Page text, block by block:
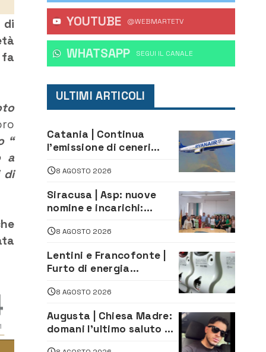
di
“
a
di
YOUTUBE @WEBMARTETV
WHATSAPP ‎SEGUI IL CANALE
ULTIMI ARTICOLI
Catania | Continua
l’emissione di ceneri
attività all’aeroporto di
Fontanarossa
8 AGOSTO 2026
Siracusa | Asp: nuove
nomine e incarichi:
di Sanità pubblica,
Legale
8 AGOSTO 2026
Lentini e Francofonte |
Furto di energia
persone
8 AGOSTO 2026
Augusta | Chiesa Madre:
domani l’ultimo saluto ad